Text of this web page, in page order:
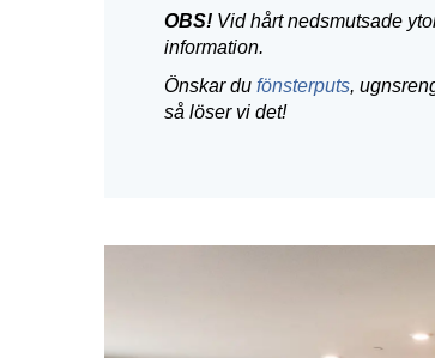
OBS! Vid hårt nedsmutsade
information.
Önskar du fönsterputs,
så löser vi det!